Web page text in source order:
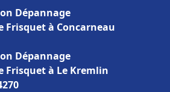
Dépannage
Frisquet à Concarneau
Dépannage
Frisquet à Le Kremlin